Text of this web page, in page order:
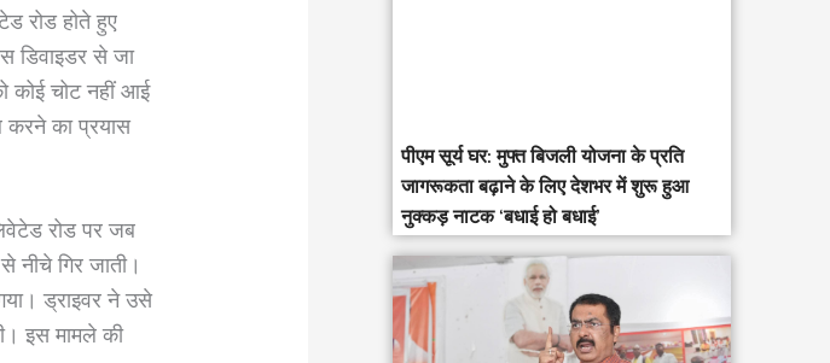
रोड होते हुए
डिवाइडर से जा
कोई चोट नहीं आई
करने का प्रयास
रोड पर जब
गिर जाती।
ड्राइवर ने उसे
इस मामले की
पीएम सूर्य घर: मुफ्त बिजली योजना के प्रति
जागरूकता बढ़ाने के लिए देशभर में शुरू हुआ
नुक्कड़ नाटक ‘बधाई हो बधाई’